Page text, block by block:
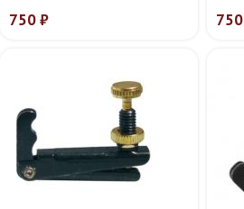
750₽ 750